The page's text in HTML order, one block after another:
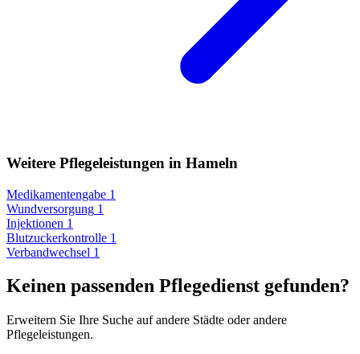
Weitere Pflegeleistungen in Hameln
Medikamentengabe 1
Wundversorgung 1
Injektionen 1
Blutzuckerkontrolle 1
Verbandwechsel 1
Keinen passenden Pflegedienst gefunden?
Erweitern Sie Ihre Suche auf andere Städte oder andere
Pflegeleistungen.